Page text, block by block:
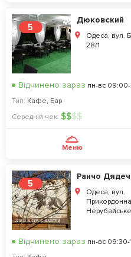
5
Дюковский
Одеса, вул.
28/1
Відчинено зараз пн-вс
Тип: Кафе, Бар
Середній чек: $$$$
Меню
5
Ранчо
Одеса, вул.
Нерубайське
Відчинено зараз пн-вс 09:30-